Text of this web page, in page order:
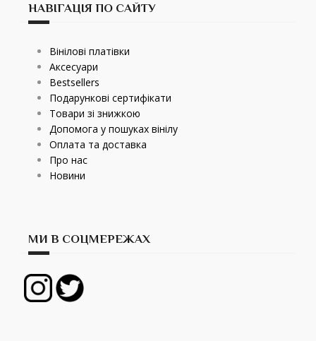
НАВІГАЦІЯ ПО САЙТУ
Вінілові платівки
Аксесуари
Bestsellers
Подарункові сертифікати
Товари зі знижкою
Допомога у пошуках вінілу
Оплата та доставка
Про нас
Новини
МИ В СОЦМЕРЕЖАХ